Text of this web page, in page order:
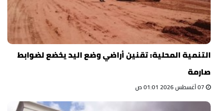
التنمية المحلية: تقنين أراضي وضع اليد يخضع لضوابط
صارمة